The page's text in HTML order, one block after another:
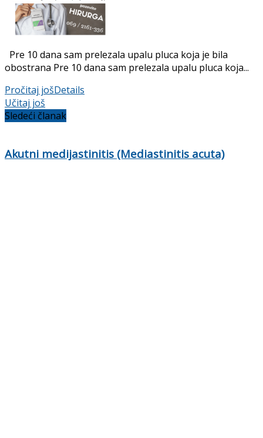
Pre 10 dana sam prelezala upalu pluca koja je bila
obostrana Pre 10 dana sam prelezala upalu pluca koja...
Pročitaj jošDetails
Učitaj još
Sledeći članak
Akutni medijastinitis (Mediastinitis acuta)